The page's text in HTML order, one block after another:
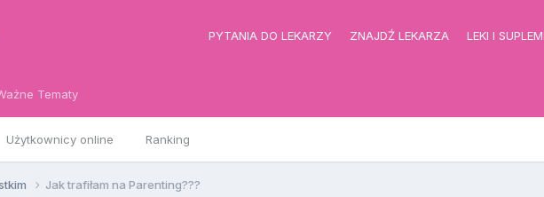
PYTANIA DO LEKARZY ZNAJDŹ LEKARZA LEKI I
Użytkownicy online Ranking
Tematy
Jak trafiłam na Parenting???